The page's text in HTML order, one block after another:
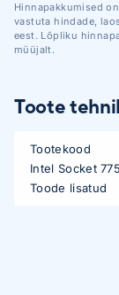
Hinnapakkumised
vastuta hindade,
eest. Lõpliku
müüjalt.
Toote
Tootekood
Intel Socket 775
Toode lisatud